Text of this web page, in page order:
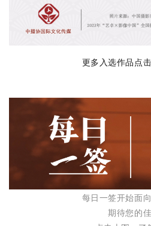
更多入选作品点
每日一签开始面
期待您的